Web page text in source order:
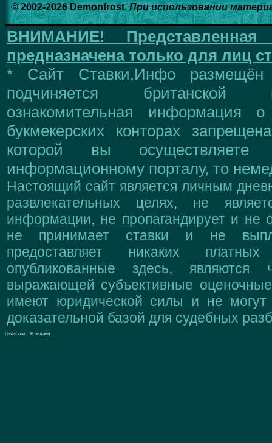
© 2002-2026 Demonfrost.При использовании
ВНИМАНИЕ!
предназначена только для лиц
* Сайт Ставки.Инфо размещён
подчиняется британской
ознакомительная информация
букмекерских конторах
которой вы
информационному порталу, то
Настоящий сайт является личным
развлекательных целях, не
информации, не пропагандирует и не
не принимает ставки и не
предоставляет никаких
опубликованные здесь, являются
выражающей субъективные
имеют юридической силы и не могут
доказательной базой для судебных
Livescore, ТВ онлайн